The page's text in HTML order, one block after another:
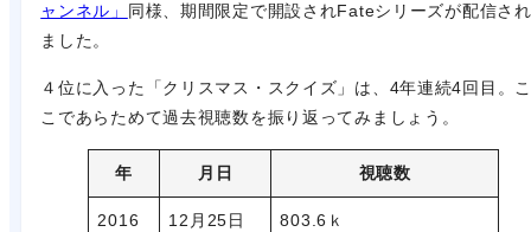
ャンネル」 同様、期間限定で開設されFateシリーズが配信され
ました。
４位に入った「クリスマス・スクイズ」は、4年連続4回目。
こであらためて過去視聴数を振り返ってみましょう。
年 月日 視聴数
2016 12月25日 803.6ｋ